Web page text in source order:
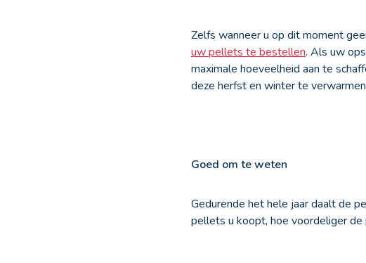
Zelfs wanneer u op dit moment
uw pellets te bestellen. Als uw
maximale hoeveelheid aan te
deze herfst en winter te
Goed om te weten
Gedurende het hele jaar daalt de
pellets u koopt, hoe voordeliger de